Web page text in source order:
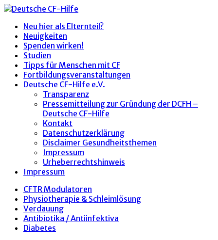
Neu hier als Elternteil?
Neuigkeiten
Spenden wirken!
Studien
Tipps für Menschen mit CF
Fortbildungsveranstaltungen
Deutsche CF-Hilfe e.V.
Transparenz
Pressemitteilung zur Gründung der DCFH –
Deutsche CF-Hilfe
Kontakt
Datenschutzerklärung
Disclaimer Gesundheitsthemen
Impressum
Urheberrechtshinweis
Impressum
CFTR Modulatoren
Physiotherapie & Schleimlösung
Verdauung
Antibiotika / Antiinfektiva
Diabetes